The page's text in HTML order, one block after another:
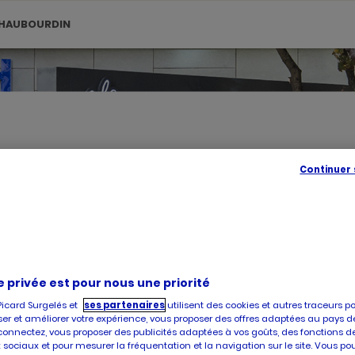
accueille dans l'un de ses magasins à HAUBOURDIN.
et la livraison de produits surgelés de qualité, faites confiance à
privée est pour nous une priorité
Surgelés et ses partenairesutilisent des cookies et autres traceurs
et améliorer votre expérience, vous proposer des offres adaptées au pays
vous proposer des publicités adaptées à vos goûts, des fonctions
sociaux et pour mesurer la fréquentation et la navigation sur le site. Vous
Continuer